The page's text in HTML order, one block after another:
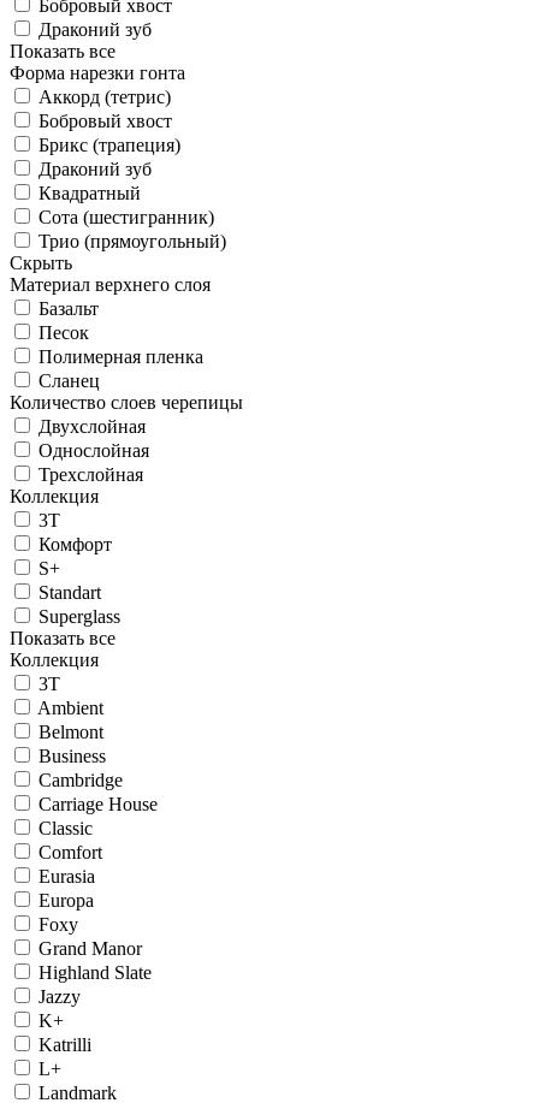
Бобровый хвост
Драконий зуб
Показать все
Форма нарезки гонта
Аккорд (тетрис)
Бобровый хвост
Брикс (трапеция)
Драконий зуб
Квадратный
Сота (шестигранник)
Трио (прямоугольный)
Скрыть
Материал верхнего слоя
Базальт
Песок
Полимерная пленка
Сланец
Количество слоев черепицы
Двухслойная
Однослойная
Трехслойная
Коллекция
3T
Комфорт
S+
Standart
Superglass
Показать все
Коллекция
3T
Ambient
Belmont
Business
Cambridge
Carriage House
Classic
Comfort
Eurasia
Europa
Foxy
Grand Manor
Highland Slate
Jazzy
K+
Katrilli
L+
Landmark